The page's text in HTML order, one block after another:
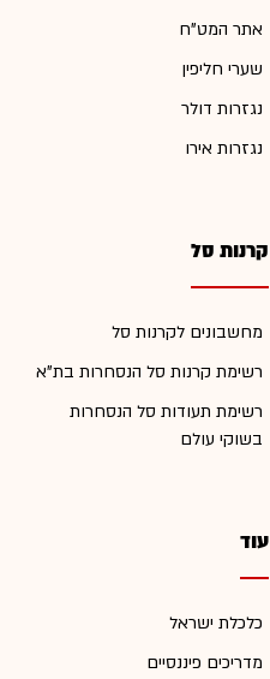
אתר המט"ח
שערי חליפין
נגזרות דולר
נגזרות אירו
קרנות סל
מחשבונים לקרנות סל
רשימת קרנות סל הנסחרות בת"א
רשימת תעודות סל הנסחרות
בשוקי עולם
עוד
כלכלת ישראל
מדריכים פיננסיים